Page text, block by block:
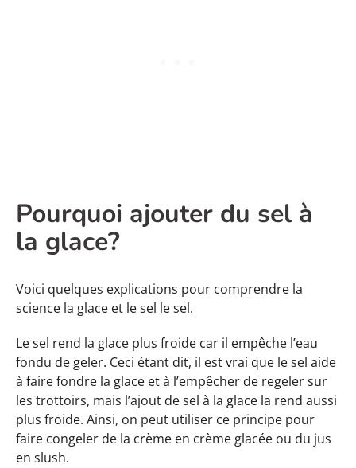
Pourquoi ajouter du sel à
la glace?
Voici quelques explications pour comprendre la
science la glace et le sel le sel.
Le sel rend la glace plus froide car il empêche l’eau
fondu de geler. Ceci étant dit, il est vrai que le sel aide
à faire fondre la glace et à l’empêcher de regeler sur
les trottoirs, mais l’ajout de sel à la glace la rend aussi
plus froide. Ainsi, on peut utiliser ce principe pour
faire congeler de la crème en crème glacée ou du jus
en slush.